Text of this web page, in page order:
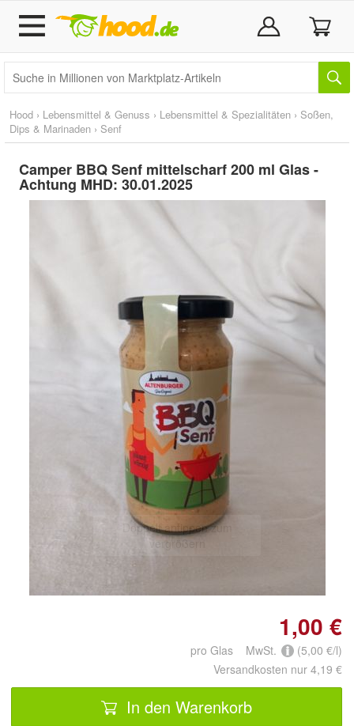
Hood › Lebensmittel & Genuss › Lebensmittel & Spezialitäten › Soßen,
Dips & Marinaden › Senf
Camper BBQ Senf mittelscharf 200 ml Glas -
Achtung MHD: 30.01.2025
Doppelt antippen zum
vergrößern
1,00 €
pro Glas MwSt.
(5,00 €/l)
Versandkosten nur 4,19 €
In den Warenkorb